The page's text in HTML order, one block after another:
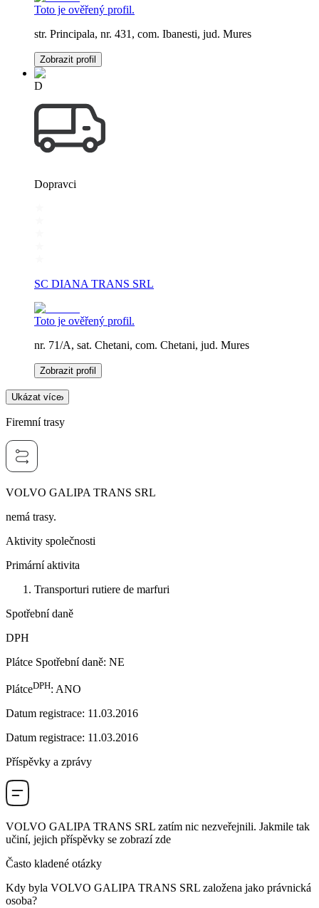
Toto je ověřený profil.
str. Principala, nr. 431, com. Ibanesti, jud. Mures
Zobrazit profil
D
Dopravci
SC DIANA TRANS SRL
Toto je ověřený profil.
nr. 71/A, sat. Chetani, com. Chetani, jud. Mures
Zobrazit profil
Ukázat více
Firemní trasy
VOLVO GALIPA TRANS SRL
nemá trasy.
Aktivity společnosti
Primární aktivita
Transporturi rutiere de marfuri
Spotřební daně
DPH
Plátce Spotřební daně: NE
PlátceDPH: ANO
Datum registrace: 11.03.2016
Datum registrace: 11.03.2016
Příspěvky a zprávy
VOLVO GALIPA TRANS SRL zatím nic nezveřejnili. Jakmile tak
učiní, jejich příspěvky se zobrazí zde
Často kladené otázky
Kdy byla VOLVO GALIPA TRANS SRL založena jako právnická
osoba?